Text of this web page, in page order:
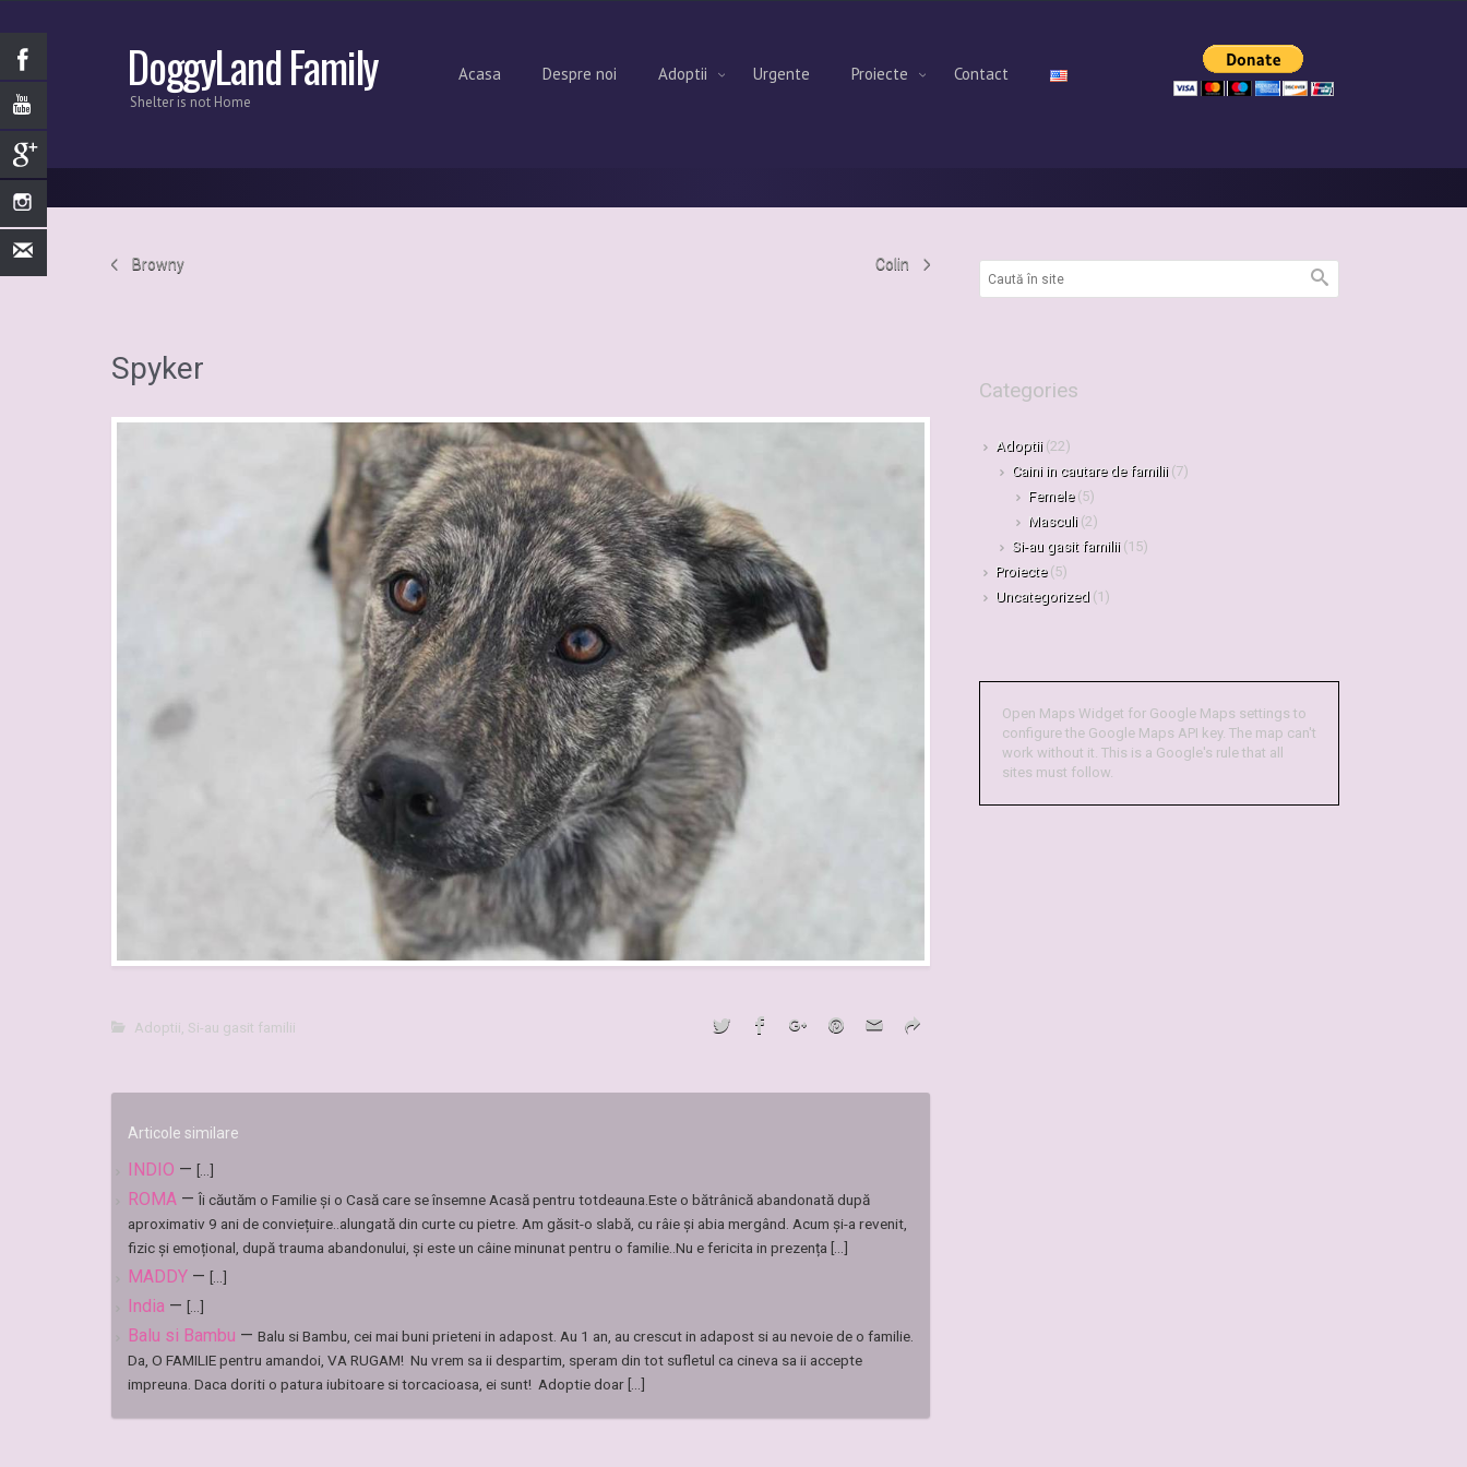
DoggyLand Family
Shelter is not Home
Acasa Despre noi Adoptii Urgente Proiecte Contact
Browny Colin
Spyker
Adoptii, Si-au gasit familii
Articole similare
INDIO — [...]
ROMA —Îi căutăm o Familie și o Casă care se însemne Acasă pentru totdeauna.Este o bătrânică abandonată după
aproximativ 9 ani de conviețuire..alungată din curte cu pietre. Am găsit-o slabă, cu râie și abia mergând. Acum și-a revenit,
fizic și emoțional, după trauma abandonului, și este un câine minunat pentru o familie..Nu e fericita in prezența [...]
MADDY — [...]
India — [...]
Balu si Bambu — Balu si Bambu, cei mai buni prieteni in adapost. Au 1 an, au crescut in adapost si au nevoie de o familie.
Da, O FAMILIE pentru amandoi, VA RUGAM! Nu vrem sa ii despartim, speram din tot sufletul ca cineva sa ii accepte
impreuna. Daca doriti o patura iubitoare si torcacioasa, ei sunt! Adoptie doar [...]
Categories
Adoptii(22)
Caini in cautare de familii(7)
Femele(5)
Masculi(2)
Si-au gasit familii(15)
Proiecte(5)
Uncategorized (1)
Open Maps Widget for Google Maps settings to
configure the Google Maps API key. The map can't
work without it. This is a Google's rule that all
sites must follow.